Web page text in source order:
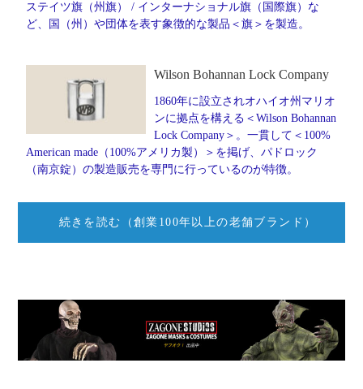
ステイツ旗（州旗） / インターナショナル旗（国際旗）な
ど、国（州）や団体を表す象徴的な製品＜旗＞を製造。
Wilson Bohannan Lock Company
1860年に設立されオハイオ州マリオ
ンに拠点を構える＜Wilson Bohannan
Lock Company＞。一貫して＜100%
American made（100%アメリカ製）＞を掲げ、パドロック
（南京錠）の製造販売を専門に行っているのが特徴。
続きを読む（創業100年以上の老舗ブランド）